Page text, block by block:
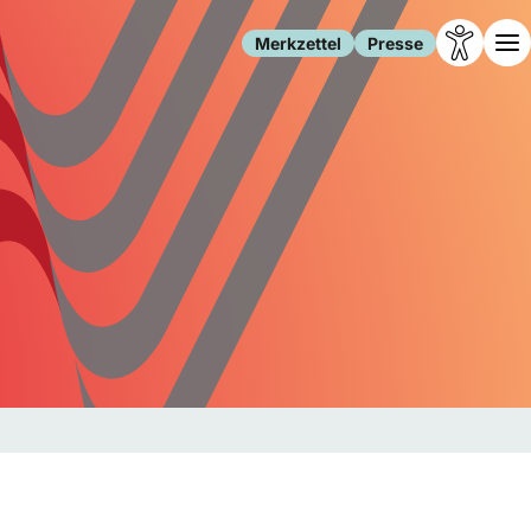
Merkzettel Presse
Leben
Familie
Freizeit
Gesundheit
Internet
Gesellschaft
Forschung
Migration
Polizei